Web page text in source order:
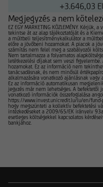
+3.646,03
Megjegyzés a nem
EZ EGY MARKETING KÖZLEMÉNY.
tekintse át az alap tájékoztatóját és a
a múltbeli teljesítménykalkulátor a
előre a jövőbeni hozamokat. A piacok a
számítás nem felel meg a szabályozói
Nem tartalmazza a folyamatos
letétkezelési díjakat sem veszi
hozamokat. Ez az információ nem
tanácsadásnak, és nem minősül
alkalmazására vonatkozó ajánlásnak vagy
Ez az információ automatikusan
jegyzés már nem lehetséges. A
vonatkozó információk összefoglalása
https://www.invest.unicredit.lu/lu/en/fund-
hogy megszünteti a kollektív befektetési
intézkedéseket a 2009/65/EK irányelv
esetleges költségekkel kapcsolatos
bankjához.